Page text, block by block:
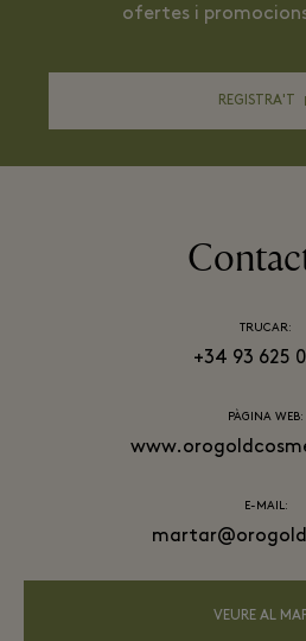
ofertes i
REGISTRA'T
TRUCAR:
+34 93 625
PÀGINA WEB:
E-MAIL:
VEURE AL